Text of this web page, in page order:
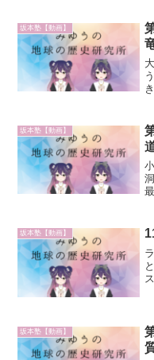
坂本塾【動画】
坂本塾【動画】
坂本塾【動画】
坂本塾【動画】